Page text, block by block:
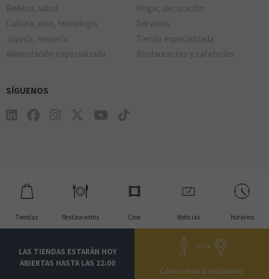
Belleza, salud
Hogar, decoraciõn
Cultura, ocio, tecnologia
Servicios
Joyerìa, relojerìa
Tienda especializada
Alimentación especializada
Restaurantes y cafeterías
SÍGUENOS
Tiendas Restaurantes Cine Noticias Horarios
LAS TIENDAS ESTARÁN HOY
ABIERTAS HASTA LAS 22:00
Cómo venir a visitarnos